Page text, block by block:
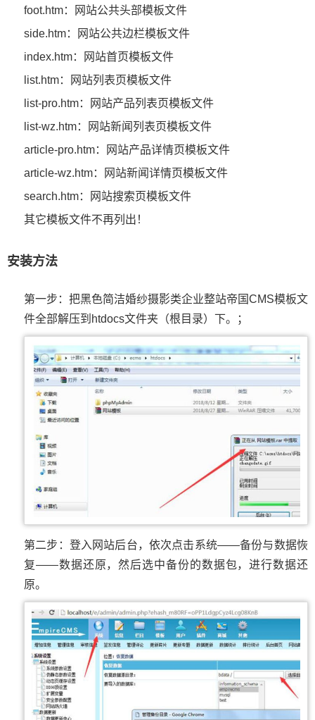
foot.htm：网站公共头部模板文件
side.htm：网站公共边栏模板文件
index.htm：网站首页模板文件
list.htm：网站列表页模板文件
list-pro.htm：网站产品列表页模板文件
list-wz.htm：网站新闻列表页模板文件
article-pro.htm：网站产品详情页模板文件
article-wz.htm：网站新闻详情页模板文件
search.htm：网站搜索页模板文件
其它模板文件不再列出！
安装方法
第一步：把黑色简洁婚纱摄影类企业整站帝国CMS模板文
件全部解压到htdocs文件夹（根目录）下。；
第二步：登入网站后台，依次点击系统——备份与数据恢
复——数据还原，然后选中备份的数据包，进行数据还
原。